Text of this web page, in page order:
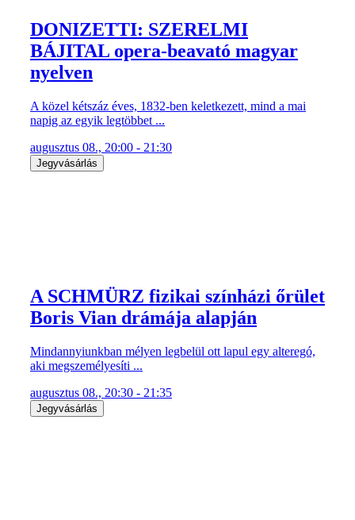
DONIZETTI: SZERELMI
BÁJITAL opera-beavató magyar
nyelven
A közel kétszáz éves, 1832-ben keletkezett, mind a mai
napig az egyik legtöbbet ...
augusztus 08., 20:00 - 21:30
Jegyvásárlás
A SCHMÜRZ fizikai színházi őrület
Boris Vian drámája alapján
Mindannyiunkban mélyen legbelül ott lapul egy alteregó,
aki megszemélyesíti ...
augusztus 08., 20:30 - 21:35
Jegyvásárlás